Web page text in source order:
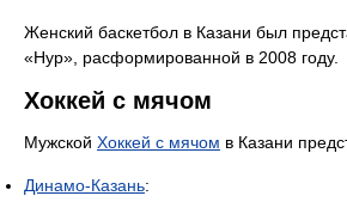
Женский баскетбол в Казани был
«Нур», расформированной в 2008 году.
Хоккей с мячом
Мужской Хоккей с мячом в Казани
Динамо-Казань: